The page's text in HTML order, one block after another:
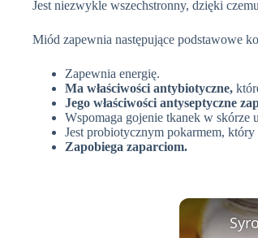
Jest niezwykle wszechstronny, dzięki
Miód zapewnia następujące podstawowe
Zapewnia energię.
Ma właściwości antybiotyczne,
Jego właściwości antyseptyczne
Wspomaga gojenie tkanek w skórze
Jest probiotycznym pokarmem,
Zapobiega zaparciom.